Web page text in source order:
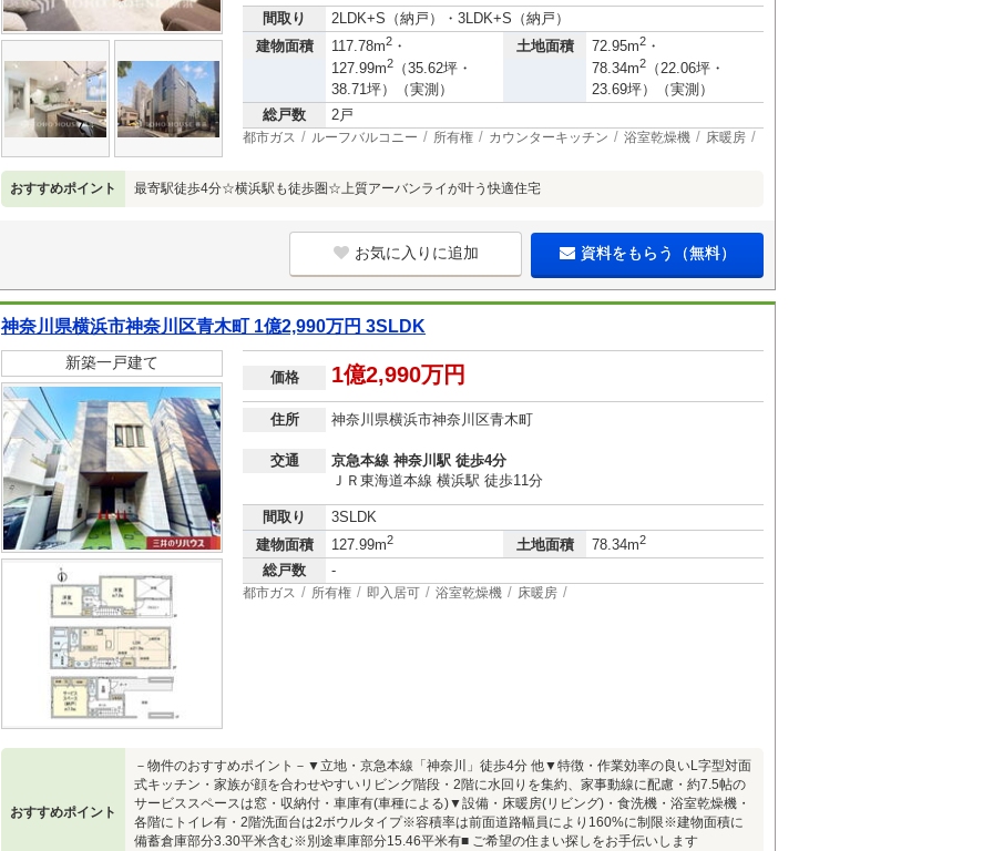
間取り
2LDK+S（納戸）・3LDK+S（納戸）
建物面積
117.78m2 ・
127.99m2
（35.62坪・
38.71坪）（実測）
土地面積 72.95m2 ・
78.34m2
（22.06坪・
23.69坪）（実測）
総戸数
2戸
都市ガス ルーフバルコニー 所有権 カウンターキッチン 浴室乾燥機 床暖房
おすすめポイント 最寄駅徒歩4分☆横浜駅も徒歩圏☆上質アーバンライが叶う快適住宅
お気に入りに追加 資料をもらう（無料）
神奈川県横浜市神奈川区青木町 1億2,990万円 3SLDK
新築一戸建て
価格 1億2,990万円
住所 神奈川県横浜市神奈川区青木町
交通
京急本線 神奈川駅 徒歩4分
ＪＲ東海道本線 横浜駅 徒歩11分
間取り
3SLDK
建物面積
127.99m2 土地面積 78.34m2
総戸数 -
都市ガス 所有権 即入居可 浴室乾燥機 床暖房
おすすめポイント
－物件のおすすめポイント－▼立地・京急本線「神奈川」徒歩4分 他▼特徴・作業効率の良いL字型対面
式キッチン・家族が顔を合わせやすいリビング階段・2階に水回りを集約、家事動線に配慮・約7.5帖の
サービススペースは窓・収納付・車庫有(車種による)▼設備・床暖房(リビング)・食洗機・浴室乾燥機・
各階にトイレ有・2階洗面台は2ボウルタイプ※容積率は前面道路幅員により160%に制限※建物面積に
備蓄倉庫部分3.30平米含む※別途車庫部分15.46平米有■ ご希望の住まい探しをお手伝いします